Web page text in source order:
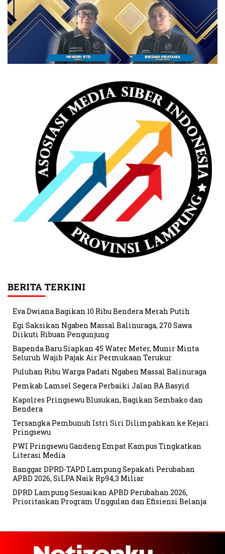
BERITA TERKINI
Eva Dwiana Bagikan 10 Ribu Bendera Merah Putih
Egi Saksikan Ngaben Massal Balinuraga, 270 Sawa
Diikuti Ribuan Pengunjung
Bapenda Baru Siapkan 45 Water Meter, Munir Minta
Seluruh Wajib Pajak Air Permukaan Terukur
Puluhan Ribu Warga Padati Ngaben Massal Balinuraga
Pemkab Lamsel Segera Perbaiki Jalan RA Basyid
Kapolres Pringsewu Blusukan, Bagikan Sembako dan
Bendera
Tersangka Pembunuh Istri Siri Dilimpahkan ke Kejari
Pringsewu
PWI Pringsewu Gandeng Empat Kampus Tingkatkan
Literasi Media
Banggar DPRD-TAPD Lampung Sepakati Perubahan
APBD 2026, SiLPA Naik Rp94,3 Miliar
DPRD Lampung Sesuaikan APBD Perubahan 2026,
Prioritaskan Program Unggulan dan Efisiensi Belanja